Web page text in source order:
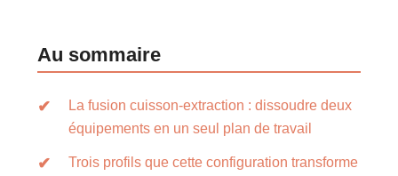
Au sommaire
La fusion cuisson-extraction : dissoudre deux
équipements en un seul plan de travail
Trois profils que cette configuration transforme